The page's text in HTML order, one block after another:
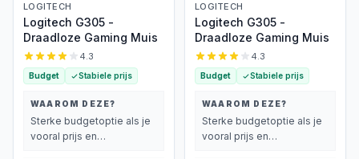
LOGITECH
Logitech G305 -
Draadloze Gaming Muis
4.3
Budget Stabiele prijs
WAAROM DEZE?
Sterke budgetoptie als je
vooral prijs en
LOGITECH
Logitech G305 -
Draadloze Gaming Muis
4.3
Budget Stabiele prijs
WAAROM DEZE?
Sterke budgetoptie als je
vooral prijs en